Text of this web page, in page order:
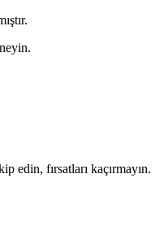
edin, fırsatları kaçırmayın.